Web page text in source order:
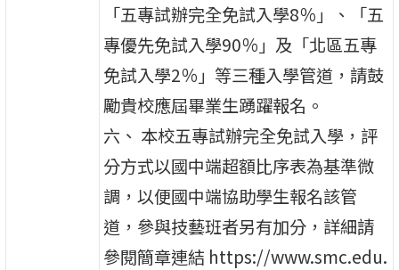
「五專試辦完全免試入學8％」、「五
專優先免試入學90％」及「北區五專
免試入學2％」等三種入學管道，請鼓
勵貴校應屆畢業生踴躍報名。
六、 本校五專試辦完全免試入學，評
分方式以國中端超額比序表為基準微
調，以便國中端協助學生報名該管
道，參與技藝班者另有加分，詳細請
參閱簡章連結 https://www.smc.edu.